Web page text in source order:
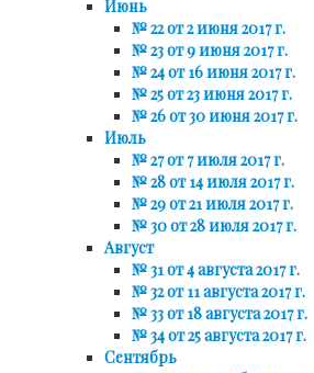
Июнь
№ 22 от 2 июня 2017 г.
№ 23 от 9 июня 2017 г.
№ 24 от 16 июня 2017 г.
№ 25 от 23 июня 2017 г.
№ 26 от 30 июня 2017 г.
Июль
№ 27 от 7 июля 2017 г.
№ 28 от 14 июля 2017 г.
№ 29 от 21 июля 2017 г.
№ 30 от 28 июля 2017 г.
Август
№ 31 от 4 августа 2017 г.
№ 32 от 11 августа 2017 г.
№ 33 от 18 августа 2017 г.
№ 34 от 25 августа 2017 г.
Сентябрь